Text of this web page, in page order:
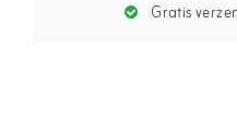
Gratis